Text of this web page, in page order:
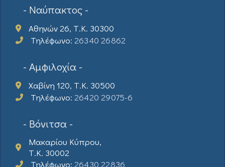
- Ναύπακτος -
Αθηνών 26, Τ.Κ. 30300
Τηλέφωνο: 26340 26862
- Αμφιλοχία -
Χαβίνη 120, Τ.Κ. 30500
Τηλέφωνο: 26420 29075-6
- Βόνιτσα -
Μακαρίου Κύπρου,
Τ.Κ. 30002
Τηλέφωνο: 26430 22836